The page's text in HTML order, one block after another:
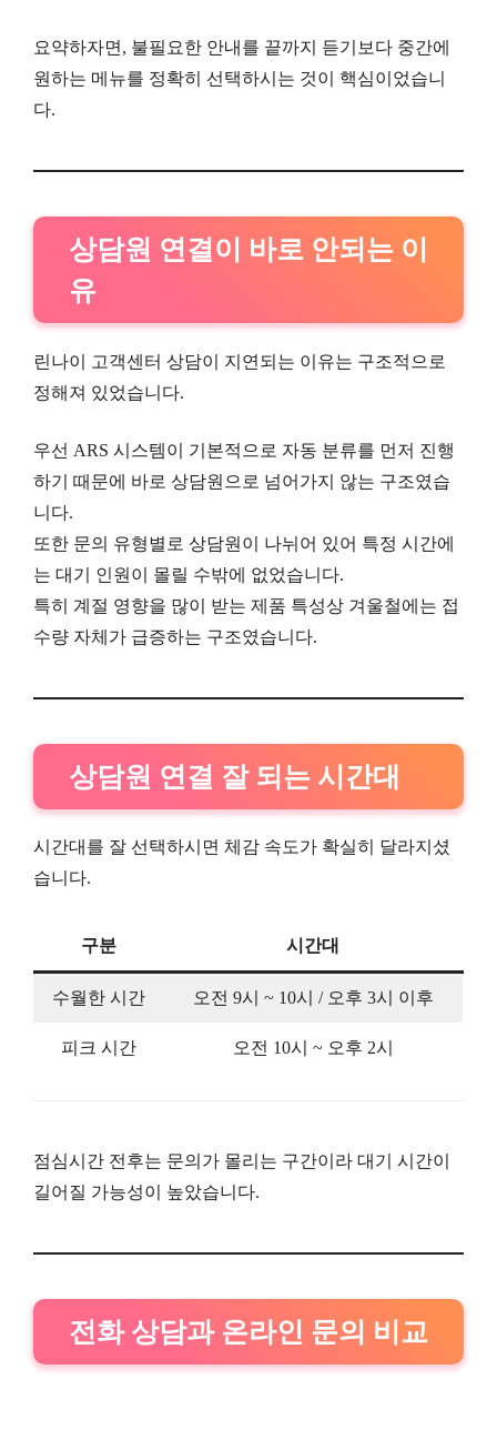
요약하자면, 불필요한 안내를 끝까지 듣기보다 중간에
원하는 메뉴를 정확히 선택하시는 것이 핵심이었습니
다.
상담원 연결이 바로 안되는 이
유
린나이 고객센터 상담이 지연되는 이유는 구조적으로
정해져 있었습니다.
우선 ARS 시스템이 기본적으로 자동 분류를 먼저 진행
하기 때문에 바로 상담원으로 넘어가지 않는 구조였습
니다.
또한 문의 유형별로 상담원이 나뉘어 있어 특정 시간에
는 대기 인원이 몰릴 수밖에 없었습니다.
특히 계절 영향을 많이 받는 제품 특성상 겨울철에는 접
수량 자체가 급증하는 구조였습니다.
상담원 연결 잘 되는 시간대
시간대를 잘 선택하시면 체감 속도가 확실히 달라지셨
습니다.
구분 시간대
수월한 시간 오전 9시 ~ 10시 / 오후 3시 이후
피크 시간 오전 10시 ~ 오후 2시
점심시간 전후는 문의가 몰리는 구간이라 대기 시간이
길어질 가능성이 높았습니다.
전화 상담과 온라인 문의 비교